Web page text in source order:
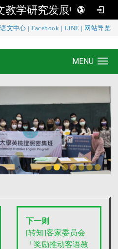
学研究发展中心
文中心 |Facebook LINE 网站导览
学研究发展中心
MENU
下一则
[转知]客家委员会
「奖励推动客语教